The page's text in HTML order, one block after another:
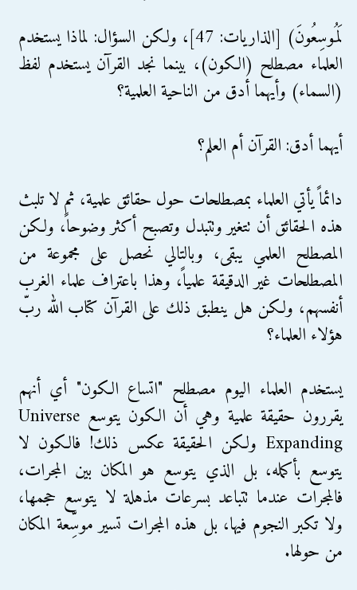
لَمُوسِعُونَ) [الذاريات: 47]، ولكن السؤال: لماذا يستخدم
العلماء مصطلح (الكون)، بينما نجد القرآن يستخدم لفظ
(السماء) وأيهما أدق من الناحية العلمية؟
أيهما أدق: القرآن أم العلم؟
دائماً يأتي العلماء بمصطلحات حول حقائق علمية، ثم لا تلبث
هذه الحقائق أن تتغير وتتبدل وتصبح أكثر وضوحاً، ولكن
المصطلح العلمي يبقى، وبالتالي نحصل على مجموعة من
المصطلحات غير الدقيقة علمياً، وهذا باعتراف علماء الغرب
أنفسهم، ولكن هل ينطبق ذلك على القرآن كتاب الله ربّ
هؤلاء العلماء؟
يستخدم العلماء اليوم مصطلح "اتساع الكون" أي أنهم
يقررون حقيقة علمية وهي أن الكون يتوسع Universe
Expanding ولكن الحقيقة عكس ذلك! فالكون لا
يتوسع بأكمله، بل الذي يتوسع هو المكان بين المجرات،
فالمجرات عندما تتباعد بسرعات مذهلة لا يتوسع حجمها،
ولا تكبر النجوم فيها، بل هذه المجرات تسير موسِّعة المكان
من حولها.